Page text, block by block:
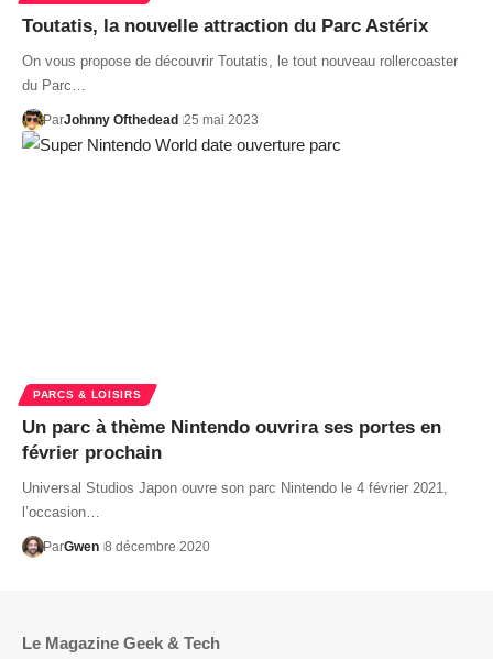
Toutatis, la nouvelle attraction du Parc Astérix
On vous propose de découvrir Toutatis, le tout nouveau rollercoaster
du Parc…
ParJohnny Ofthedead 25 mai 2023
PARCS & LOISIRS
Un parc à thème Nintendo ouvrira ses portes en
février prochain
Universal Studios Japon ouvre son parc Nintendo le 4 février 2021,
l’occasion…
ParGwen 8 décembre 2020
Le Magazine Geek & Tech